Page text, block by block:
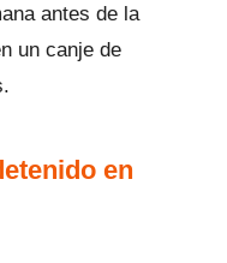
antes de la
un canje de
en